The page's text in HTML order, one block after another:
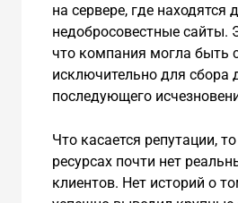
на сервере, где находятся
недобросовестные сайты.
что компания могла быть
исключительно для сбора
последующего
Что касается репутации,
ресурсах почти нет
клиентов. Нет историй о